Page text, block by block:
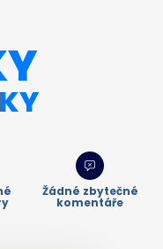
Žádné zbytečné
komentáře